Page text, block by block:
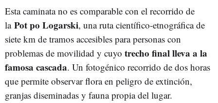
Esta caminata no es comparable con el recorrido de
la Potpo Logarski, una ruta científico-etnográfica de
siete km de tramos accesibles para personas con
problemas de movilidad y cuyo trecho finallleva a la
famosa cascada. Un fotogénico recorrido de dos horas
que permite observar flora en peligro de extinción,
granjas diseminadas y fauna propia del lugar.